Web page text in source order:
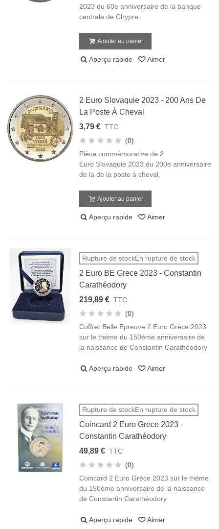
2023 du 60e anniversaire de la banque
centrale de Chypre.
Ajouter au panier
Aperçu rapide Aimer
2 Euro Slovaquie 2023 - 200 Ans De
La Poste À Cheval
3,79 € TTC
(0)
Pièce commémorative de 2
Euro Slovaquie 2023 du 200e anniversaire
de la de la poste à cheval.
Ajouter au panier
Aperçu rapide Aimer
Rupture de stockEn rupture de stock
2 Euro BE Grece 2023 - Constantin
Carathéodory
219,89 € TTC
(0)
Coffret Belle Epreuve 2 Euro Grèce 2023
sur le thème du 150ème anniversaire de
la naissance de Constantin Carathéodory
Aperçu rapide Aimer
Rupture de stockEn rupture de stock
Coincard 2 Euro Grece 2023 -
Constantin Carathéodory
49,89 € TTC
(0)
Coincard 2 Euro Grèce 2023 sur le thème
du 150ème anniversaire de la naissance
de Constantin Carathéodory
Aperçu rapide Aimer